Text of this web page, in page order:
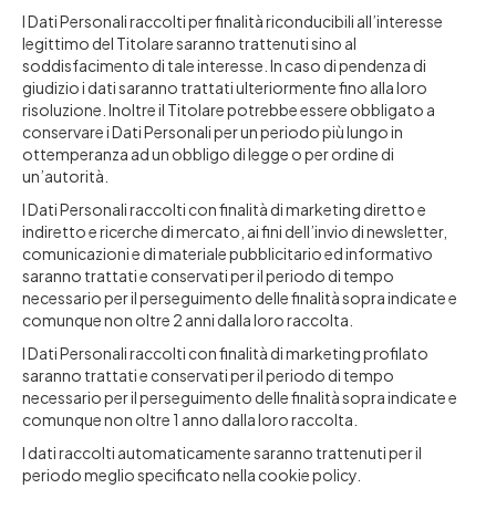
I Dati Personali raccolti per finalità riconducibili all’interesse
legittimo del Titolare saranno trattenuti sino al
soddisfacimento di tale interesse. In caso di pendenza di
giudizio i dati saranno trattati ulteriormente fino alla loro
risoluzione. Inoltre il Titolare potrebbe essere obbligato a
conservare i Dati Personali per un periodo più lungo in
ottemperanza ad un obbligo di legge o per ordine di
un’autorità.
I Dati Personali raccolti con finalità di marketing diretto e
indiretto e ricerche di mercato, ai fini dell’invio di newsletter,
comunicazioni e di materiale pubblicitario ed informativo
saranno trattati e conservati per il periodo di tempo
necessario per il perseguimento delle finalità sopra indicate e
comunque non oltre 2 anni dalla loro raccolta.
I Dati Personali raccolti con finalità di marketing profilato
saranno trattati e conservati per il periodo di tempo
necessario per il perseguimento delle finalità sopra indicate e
comunque non oltre 1 anno dalla loro raccolta.
I dati raccolti automaticamente saranno trattenuti per il
periodo meglio specificato nella cookie policy.